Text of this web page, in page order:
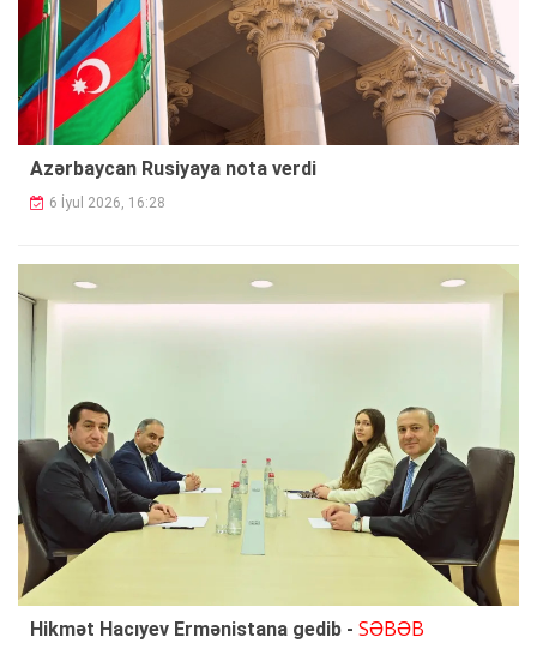
Azərbaycan Rusiyaya nota verdi
6 İyul 2026, 16:28
Hikmət Hacıyev Ermənistana gedib - SƏBƏB